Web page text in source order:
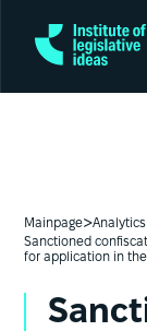
Mainpage>Analytics
Sanctioned
for application in